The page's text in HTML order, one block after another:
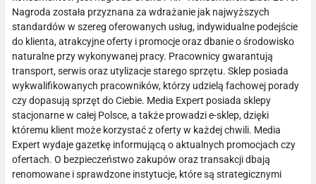
Nagroda została przyznana za wdrażanie jak najwyższych
standardów w szereg oferowanych usług, indywidualne podejście
do klienta, atrakcyjne oferty i promocje oraz dbanie o środowisko
naturalne przy wykonywanej pracy. Pracownicy gwarantują
transport, serwis oraz utylizacje starego sprzętu. Sklep posiada
wykwalifikowanych pracowników, którzy udzielą fachowej porady
czy dopasują sprzęt do Ciebie. Media Expert posiada sklepy
stacjonarne w całej Polsce, a także prowadzi e-sklep, dzięki
któremu klient może korzystać z oferty w każdej chwili. Media
Expert wydaje gazetkę informującą o aktualnych promocjach czy
ofertach. O bezpieczeństwo zakupów oraz transakcji dbają
renomowane i sprawdzone instytucje, które są strategicznymi